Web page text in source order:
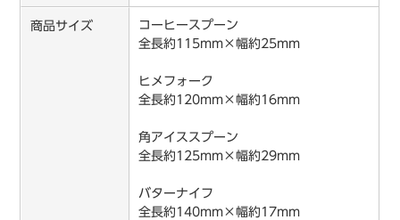
商品サイズ
コーヒースプーン
全長約115mm×幅約25mm
ヒメフォーク
全長約120mm×幅約16mm
角アイススプーン
全長約125mm×幅約29mm
バターナイフ
全長約140mm×幅約17mm